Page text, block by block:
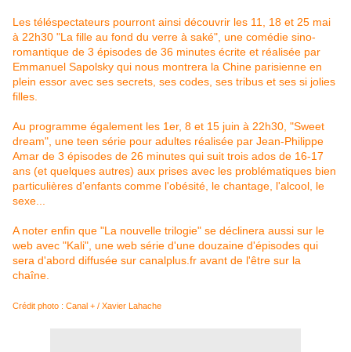
Les téléspectateurs pourront ainsi découvrir les 11, 18 et 25 mai
à 22h30 "La fille au fond du verre à saké", une comédie sino-
romantique de 3 épisodes de 36 minutes écrite et réalisée par
Emmanuel Sapolsky qui nous montrera la Chine parisienne en
plein essor avec ses secrets, ses codes, ses tribus et ses si jolies
filles.
Au programme également les 1er, 8 et 15 juin à 22h30, "Sweet
dream", une teen série pour adultes réalisée par Jean-Philippe
Amar de 3 épisodes de 26 minutes qui suit trois ados de 16-17
ans (et quelques autres) aux prises avec les problématiques bien
particulières d’enfants comme l'obésité, le chantage, l'alcool, le
sexe...
A noter enfin que "La nouvelle trilogie" se déclinera aussi sur le
web avec "Kali", une web série d'une douzaine d'épisodes qui
sera d'abord diffusée sur canalplus.fr avant de l'être sur la
chaîne.
Crédit photo : Canal + / Xavier Lahache